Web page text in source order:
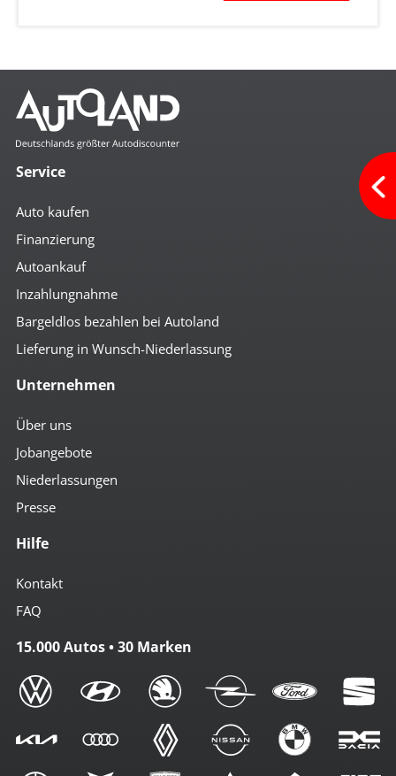
Service
Auto kaufen
Finanzierung
Autoankauf
Inzahlungnahme
Bargeldlos bezahlen bei Autoland
Lieferung in Wunsch-Niederlassung
Unternehmen
Über uns
Jobangebote
Niederlassungen
Presse
Hilfe
Kontakt
FAQ
15.000 Autos • 30 Marken